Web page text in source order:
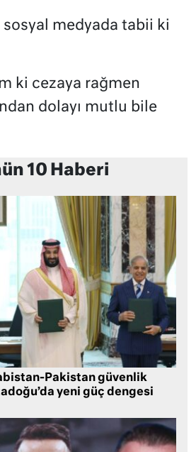
medyada tabii ki
ki cezaya rağmen
dolayı mutlu bile
10 Haberi
Pakistan güvenlik
yeni güç dengesi